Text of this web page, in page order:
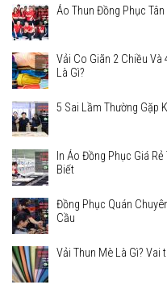
Áo Thun Đồng Phục
Vải Co Giãn 2 Chiều
Là Gì?
5 Sai Lầm Thường Gặp
In Áo Đồng Phục Giá
Biết
Đồng Phục Quán
Cầu
Vải Thun Mè Là Gì? Vai